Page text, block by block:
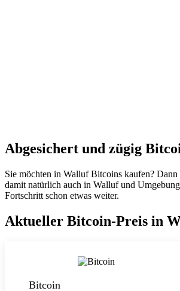
Abgesichert und zügig
Sie möchten in Walluf Bitcoins kaufen?
damit natürlich auch in Walluf und
Fortschritt schon etwas weiter.
Aktueller Bitcoin-Preis in
Bitcoin